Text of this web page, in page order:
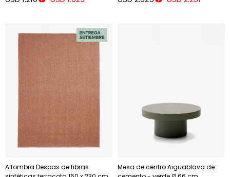
Alfombra Despas de fibras
Mesa de centro Aiguablava de